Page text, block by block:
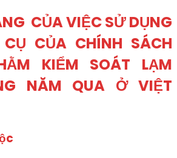
CỦA VIỆC SỬ DỤNG
CỦA CHÍNH SÁCH
KIỂM SOÁT LẠM
NĂM QUA Ở VIỆT